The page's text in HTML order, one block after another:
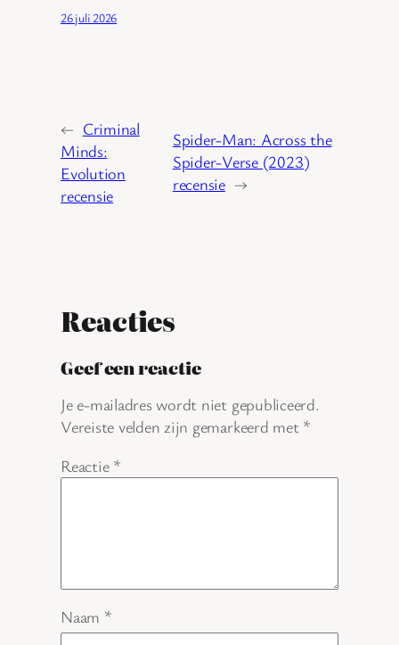
26 juli 2026
← Criminal
Minds:
Evolution
recensie
Spider-Man: Across the
Spider-Verse (2023)
recensie →
Reacties
Geef een reactie
Je e-mailadres wordt niet gepubliceerd.
Vereiste velden zijn gemarkeerd met *
Reactie *
Naam *